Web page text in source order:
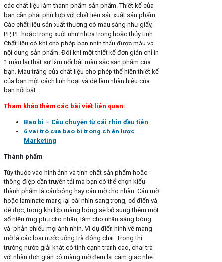
các chất liệu làm thành phẩm sản phẩm. Thiết kế của
bạn cần phải phù hợp với chất liệu sản xuất sản phẩm.
Các chất liệu sản xuất thường có màu sáng như giấy,
PP, PE hoặc trong suốt như nhựa trong hoặc thủy tinh.
Chất liệu có khi cho phép bạn nhìn thấu được màu và
nội dung sản phẩm. Đôi khi một thiết kế đơn giản chỉ in
1 màu lại thật sự làm nổi bật màu sắc sản phẩm của
bạn. Màu trắng của chất liệu cho phép thể hiện thiết kế
của bạn một cách linh hoạt và dễ làm nhãn hiệu của
bạn nổi bật.
Tham khảo thêm các bài viết liên quan:
Bao bì – Câu chuyện từ cái nhìn đầu tiên
6 vai trò của bao bì trong chiến lược
Marketing
Thành phẩm
Tùy thuộc vào hình ảnh và tính chất sản phẩm hoặc
thông điệp cần truyền tải mà bạn có thể chọn kiểu
thành phẩm là cán bóng hay cán mờ cho nhãn. Cán mờ
hoặc laminate mang lại cái nhìn sang trọng, cổ điển và
dễ đọc, trong khi lớp màng bóng sẽ bổ sung thêm một
số hiệu ứng phụ cho nhãn, làm cho nhãn sáng bóng
và phản chiếu mọi ánh nhìn. Vì dụ điển hình về màng
mờ là các loại nước uống trà đóng chai. Trong thị
trường nước giải khát có tính cạnh tranh cao, chai trà
với nhãn đơn giản có màng mờ đem lại cảm giác nhẹ